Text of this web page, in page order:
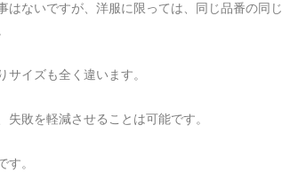
ないですが、洋服に限っては、同じ品番の同じ
イズも全く違います。
敗を軽減させることは可能です。
。